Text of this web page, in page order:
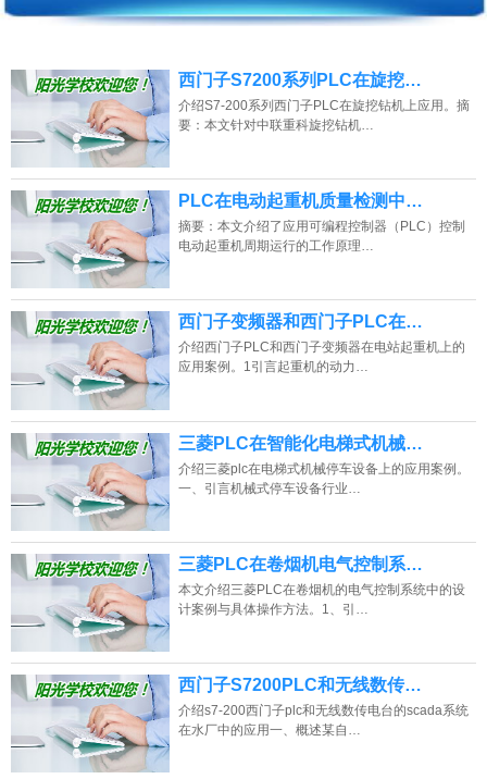
西门子S7200系列PLC在旋挖…
介绍S7-200系列西门子PLC在旋挖钻机上应用。摘
要：本文针对中联重科旋挖钻机…
PLC在电动起重机质量检测中…
摘要：本文介绍了应用可编程控制器（PLC）控制
电动起重机周期运行的工作原理…
西门子变频器和西门子PLC在…
介绍西门子PLC和西门子变频器在电站起重机上的
应用案例。1引言起重机的动力…
三菱PLC在智能化电梯式机械…
介绍三菱plc在电梯式机械停车设备上的应用案例。
一、引言机械式停车设备行业…
三菱PLC在卷烟机电气控制系…
本文介绍三菱PLC在卷烟机的电气控制系统中的设
计案例与具体操作方法。1、引…
西门子S7200PLC和无线数传…
介绍s7-200西门子plc和无线数传电台的scada系统
在水厂中的应用一、概述某自…